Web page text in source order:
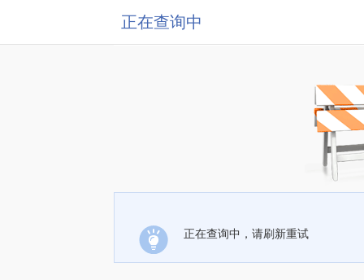
正在查询中
正在查询中，请刷新重试